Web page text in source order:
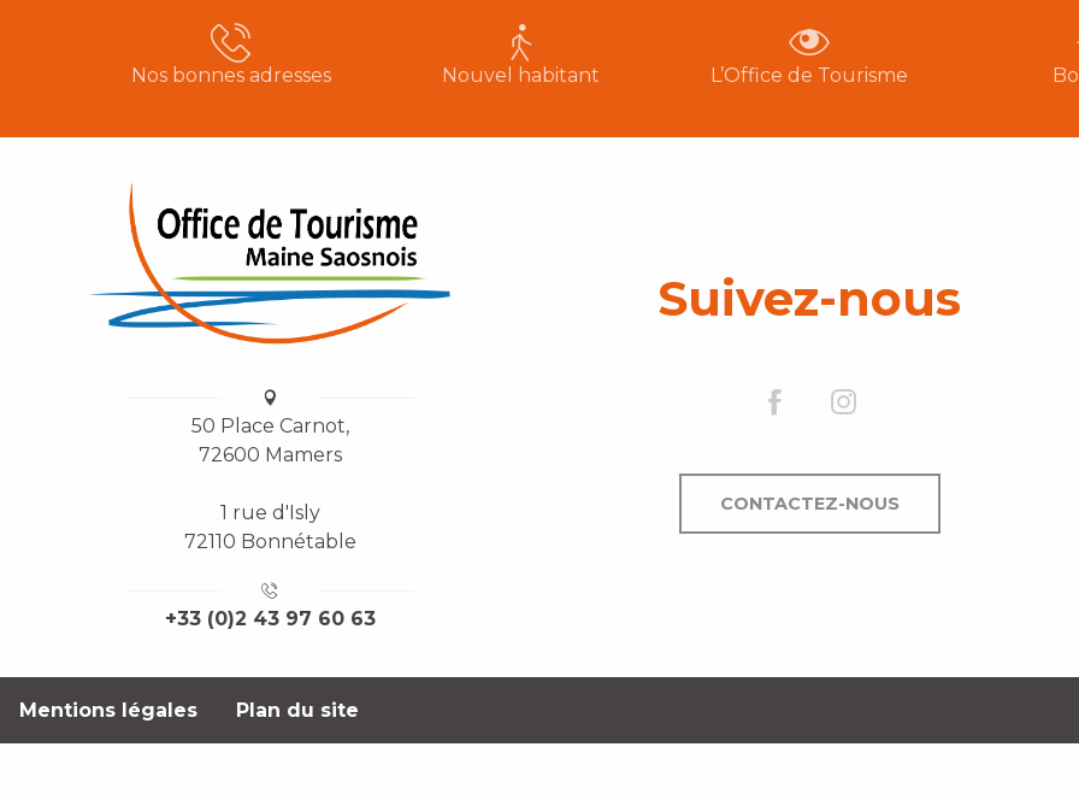
Nos bonnes adresses Nouvel habitant L’Office de Tourisme
50 Place Carnot,
72600 Mamers
1 rue d'Isly
72110 Bonnétable
+33 (0)2 43 97 60 63
Suivez-nous
CONTACTEZ-NOUS
Mentions légales Plan du site